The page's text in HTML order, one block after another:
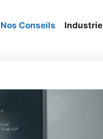
Nos Conseils Industrie